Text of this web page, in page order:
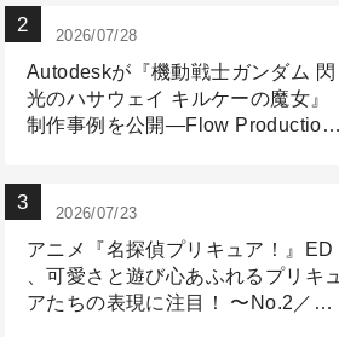
2026/07/28
Autodeskが『機動戦士ガンダム 閃
光のハサウェイ キルケーの魔女』
制作事例を公開―Flow Production
2026/07/23
アニメ『名探偵プリキュア！』ED
、可愛さと遊び心あふれるプリキュ
アたちの表現に注目！ 〜No.2／モ